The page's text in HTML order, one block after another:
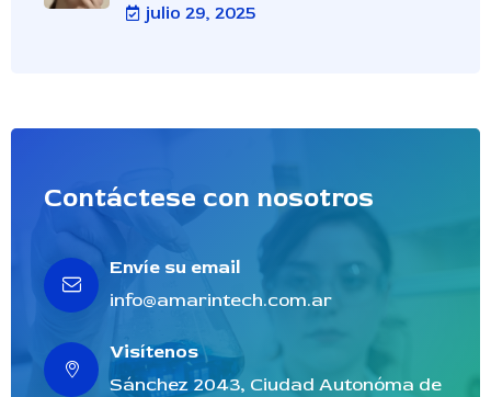
julio 29, 2025
Contáctese con nosotros
Envíe su email
info@amarintech.com.ar
Visítenos
Sánchez 2043, Ciudad Autonóma de